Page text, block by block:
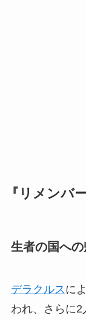
『リメンバ
生者の国への
デラクルス に
われ、さらに2